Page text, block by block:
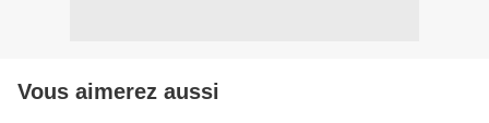
Vous aimerez aussi